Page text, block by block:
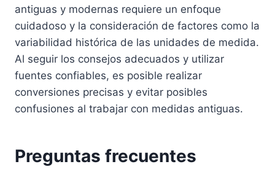
antiguas y modernas requiere un enfoque
cuidadoso y la consideración de factores como la
variabilidad histórica de las unidades de medida.
Al seguir los consejos adecuados y utilizar
fuentes confiables, es posible realizar
conversiones precisas y evitar posibles
confusiones al trabajar con medidas antiguas.
Preguntas frecuentes